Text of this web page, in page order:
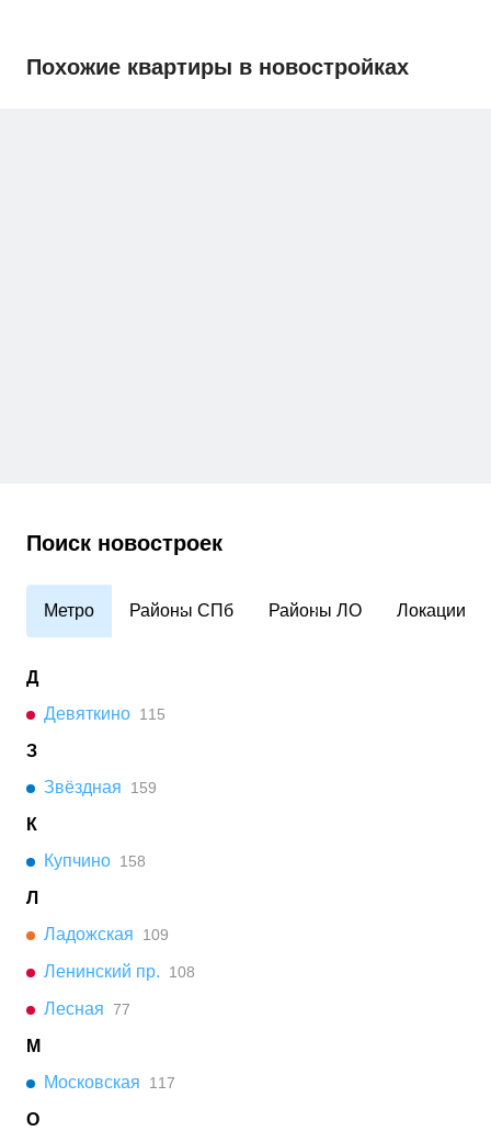
Похожие квартиры в новостройках
Поиск новостроек
Метро Районы СПб Районы ЛО Локации
Д
Девяткино 115
З
Звёздная
159
К
Купчино 158
Л
Ладожская
109
Ленинский пр. 108
Лесная 77
М
Московская
117
О